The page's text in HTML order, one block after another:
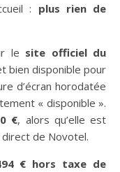
: plus rien de
le site officiel du
bien disponible pour
d’écran horodatée
« disponible ».
€, alors qu’elle est
de Novotel.
€ hors taxe de